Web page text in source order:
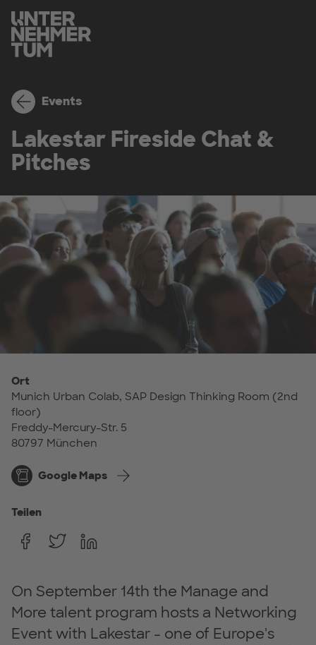
Events
Lakestar Fireside Chat &
Pitches
Ort
Munich Urban Colab, SAP Design Thinking Room (2nd
floor)
Freddy-Mercury-Str. 5
80797 München
Google Maps
Teilen
On September 14th the Manage and
More talent program hosts a Networking
Event with Lakestar - one of Europe's